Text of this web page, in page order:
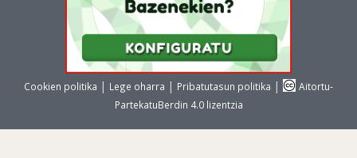
Cookien politika | Lege oharra | Pribatutasun politika |
Aitortu-
PartekatuBerdin 4.0 lizentzia